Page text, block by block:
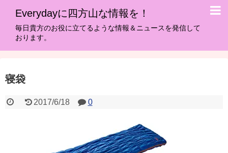
Everydayに四方山な情報を！
毎日貴方のお役に立てるような情報＆ニュースを発信して
おります。
寝袋
2017/6/18 0